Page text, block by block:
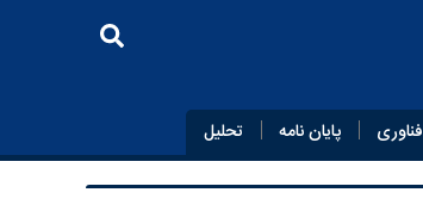
فناوری پایان‌ نامه تحلیل